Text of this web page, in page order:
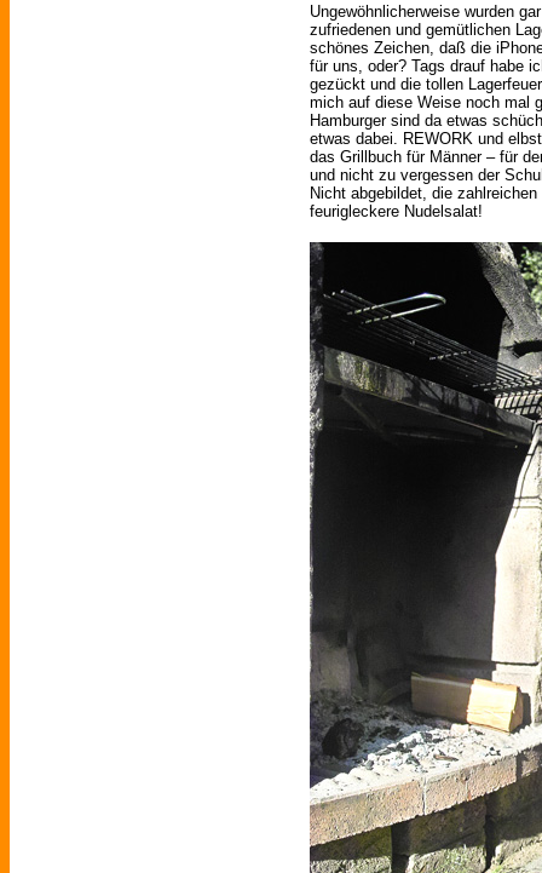
Ungewöhnlicherweise wurden
zufriedenen und gemütlichen
schönes Zeichen, daß die
für uns, oder? Tags drauf habe
gezückt und die tollen
mich auf diese Weise noch mal
Hamburger sind da etwas
etwas dabei. REWORK und
das Grillbuch für Männer – für
und nicht zu vergessen der
Nicht abgebildet, die
feurigleckere Nudelsalat!